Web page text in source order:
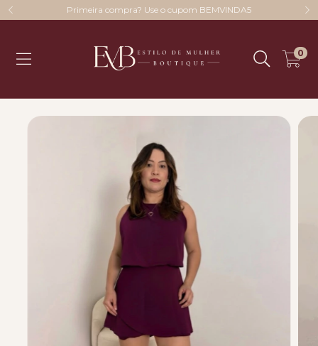
Primeira compra? Use o cupom BEMVINDA5
0